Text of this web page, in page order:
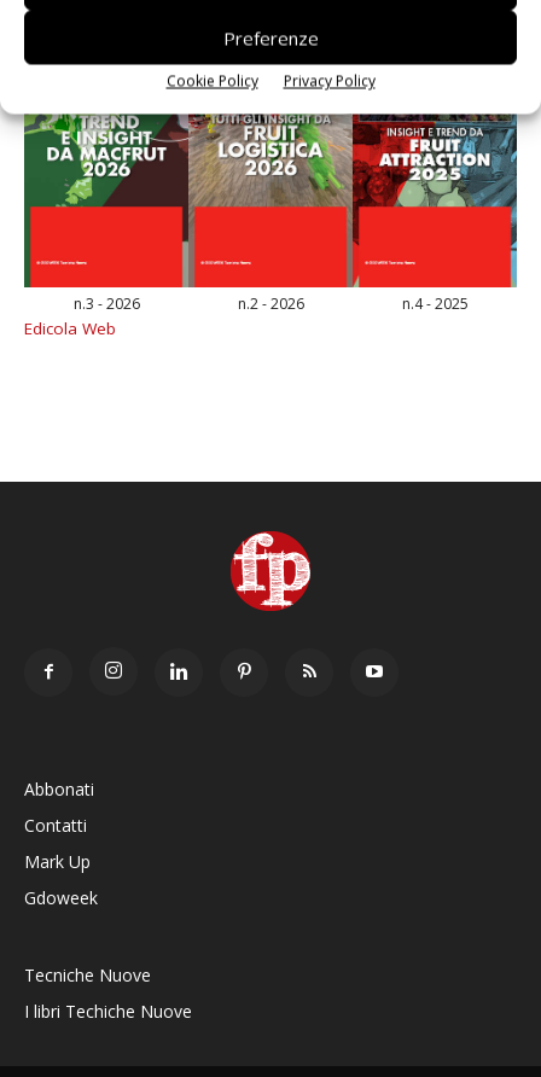
Preferenze
Cookie Policy Privacy Policy
n.3 - 2026 n.2 - 2026 n.4 - 2025
Edicola Web
Abbonati
Contatti
Mark Up
Gdoweek
Tecniche Nuove
I libri Techiche Nuove